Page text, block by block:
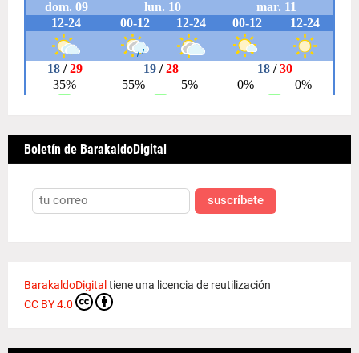
Boletín de BarakaldoDigital
suscríbete
BarakaldoDigital tiene una licencia de reutilización
CC BY 4.0